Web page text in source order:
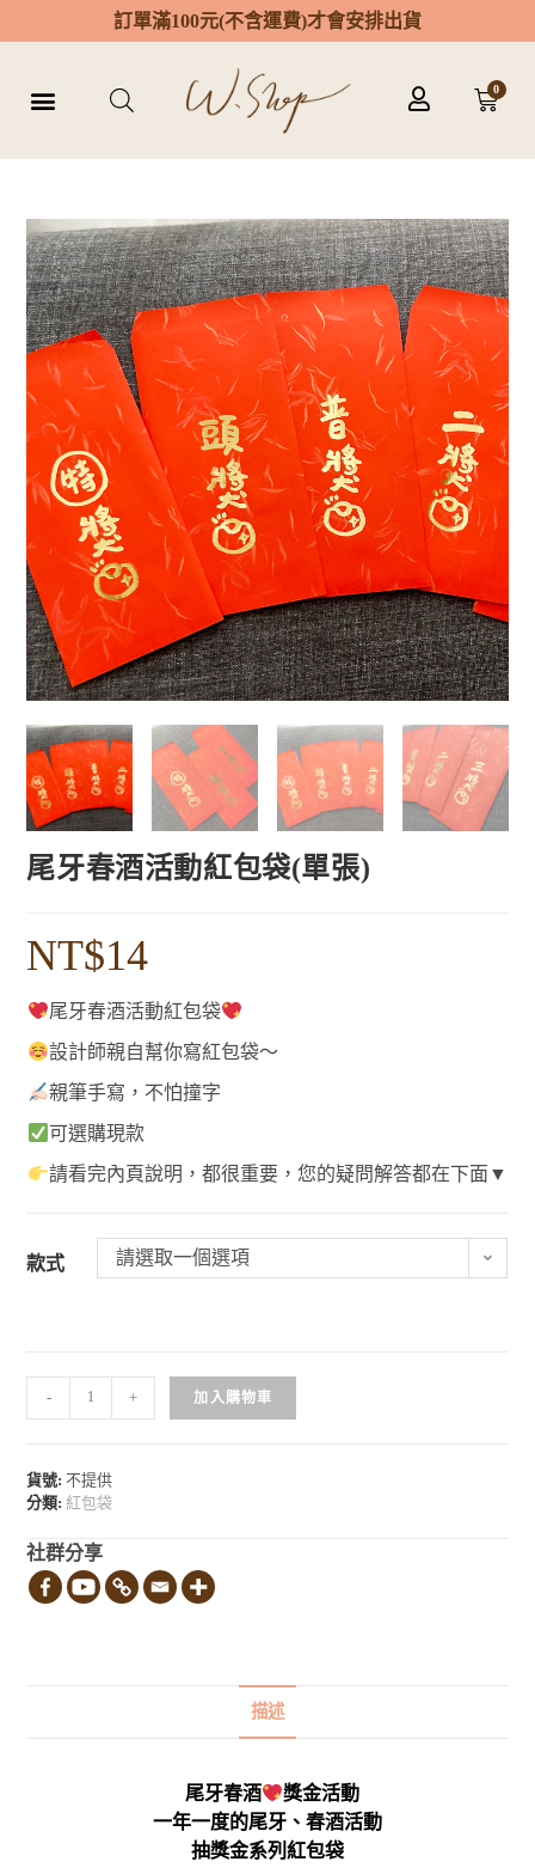
訂單滿100元(不含運費)才會安排出貨
0
尾牙春酒活動紅包袋(單張)
NT$14
尾牙春酒活動紅包袋
設計師親自幫你寫紅包袋～
親筆手寫，不怕撞字
可選購現款
請看完內頁說明，都很重要，您的疑問解答都在下面▼
款式 請選取一個選項
- + 加入購物車
貨號:不提供
分類:紅包袋
社群分享
描述
尾牙春酒
獎金活動
一年一度的尾牙、春酒活動
抽獎金系列紅包袋